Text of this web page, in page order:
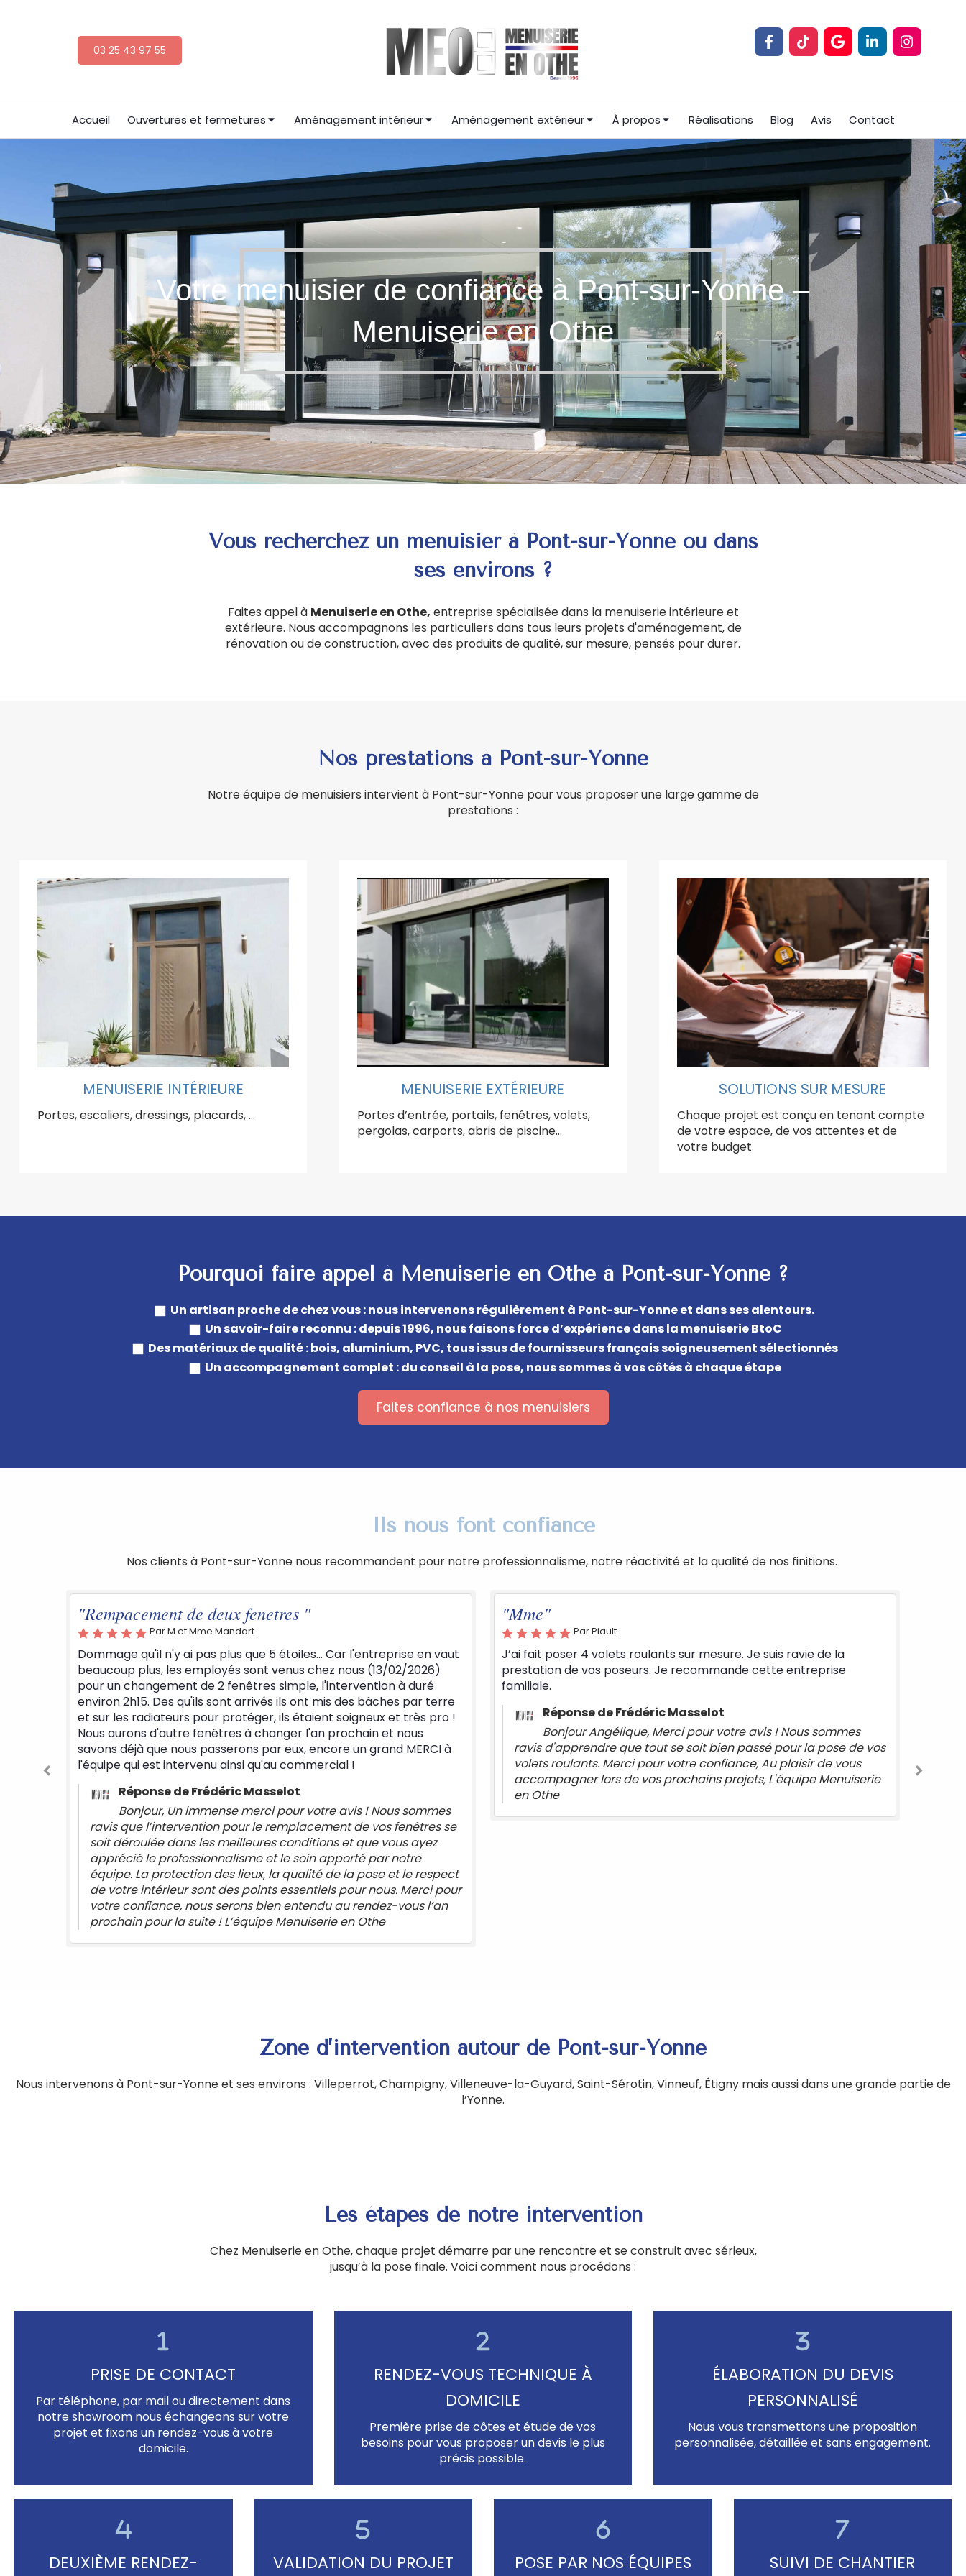
03 25 43 97 55
Accueil Ouvertures et fermetures Aménagement intérieur Aménagement extérieur À propos Réalisations Blog Avis Contact
Votre menuisier de confiance à Pont-sur-Yonne –
Menuiserie en Othe
Vous recherchez un menuisier à Pont-sur-Yonne ou dans
ses environs ?
Faites appel à Menuiserie en Othe, entreprise spécialisée dans la menuiserie intérieure et
extérieure. Nous accompagnons les particuliers dans tous leurs projets d'aménagement, de
rénovation ou de construction, avec des produits de qualité, sur mesure, pensés pour durer.
Nos prestations à Pont-sur-Yonne
Notre équipe de menuisiers intervient à Pont-sur-Yonne pour vous proposer une large gamme de
prestations :
MENUISERIE INTÉRIEURE
Portes, escaliers, dressings, placards, …
MENUISERIE EXTÉRIEURE
Portes d’entrée, portails, fenêtres, volets,
pergolas, carports, abris de piscine…
SOLUTIONS SUR MESURE
Chaque projet est conçu en tenant compte
de votre espace, de vos attentes et de
votre budget.
Pourquoi faire appel à Menuiserie en Othe à Pont-sur-Yonne ?
Un artisan proche de chez vous : nous intervenons régulièrement à Pont-sur-Yonne et dans ses alentours.
Un savoir-faire reconnu : depuis 1996, nous faisons force d’expérience dans la menuiserie BtoC
Des matériaux de qualité : bois, aluminium, PVC, tous issus de fournisseurs français soigneusement sélectionnés
Un accompagnement complet : du conseil à la pose, nous sommes à vos côtés à chaque étape
Faites confiance à nos menuisiers
Ils nous font confiance
Nos clients à Pont-sur-Yonne nous recommandent pour notre professionnalisme, notre réactivité et la qualité de nos finitions.
de deux fenetres "
M et Mme Mandart
n'y ai pas plus que 5 étoiles... Car l'entreprise en vaut
les employés sont venus chez nous (13/02/2026)
de 2 fenêtres simple, l'intervention à duré
qu'ils sont arrivés ils ont mis des bâches par terre
pour protéger, ils étaient soigneux et très pro !
fenêtres à changer l'an prochain et nous
nous passerons par eux, encore un grand MERCI à
intervenu ainsi qu'au commercial !
de Frédéric Masselot
Un immense merci pour votre avis ! Nous sommes
pour le remplacement de vos fenêtres se
dans les meilleures conditions et que vous ayez
professionnalisme et le soin apporté par notre
des lieux, la qualité de la pose et le respect
sont des points essentiels pour nous. Merci pour
nous serons bien entendu au rendez-vous l’an
la suite ! L’équipe Menuiserie en Othe
J’ai fait poser 4 volets roulants sur mesure. Je suis ravie de la
prestation de vos poseurs. Je recommande cette entreprise
familiale.
Réponse de Frédéric Masselot
Bonjour Angélique, Merci pour votre avis ! Nous sommes
ravis d'apprendre que tout se soit bien passé pour la pose de vos
volets roulants. Merci pour votre confiance, Au plaisir de vous
accompagner lors de vos prochains projets, L'équipe Menuiserie
Grande compétence de l'équipe
mon domicile pour un
Zone d’intervention autour de Pont-sur-Yonne
Nous intervenons à Pont-sur-Yonne et ses environs : Villeperrot, Champigny, Villeneuve-la-Guyard, Saint-Sérotin, Vinneuf, Étigny mais aussi dans une grande partie de
l’Yonne.
Les étapes de notre intervention
Chez Menuiserie en Othe, chaque projet démarre par une rencontre et se construit avec sérieux,
jusqu’à la pose finale. Voici comment nous procédons :
PRISE DE CONTACT
Par téléphone, par mail ou directement dans
notre showroom nous échangeons sur votre
projet et fixons un rendez-vous à votre
domicile.
RENDEZ-VOUS TECHNIQUE À
DOMICILE
Première prise de côtes et étude de vos
besoins pour vous proposer un devis le plus
précis possible.
ÉLABORATION DU DEVIS
PERSONNALISÉ
Nous vous transmettons une proposition
personnalisée, détaillée et sans engagement.
DEUXIÈME RENDEZ- VALIDATION DU PROJET POSE PAR NOS ÉQUIPES SUIVI DE CHANTIER